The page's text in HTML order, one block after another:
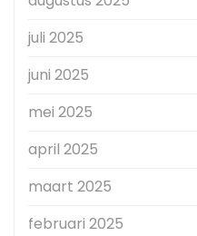
juli 2025
juni 2025
mei 2025
april 2025
maart 2025
februari 2025